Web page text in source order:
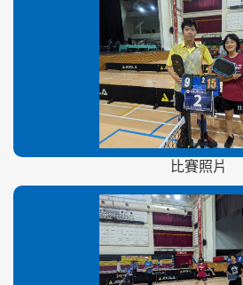
比賽照片